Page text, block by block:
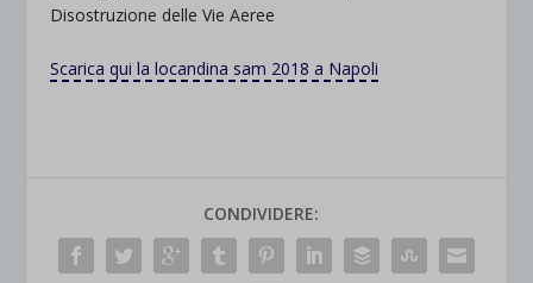
Disostruzione delle Vie Aeree
Scarica qui la locandina sam 2018 a Napoli
CONDIVIDERE: